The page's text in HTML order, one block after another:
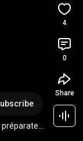
4
0
Share